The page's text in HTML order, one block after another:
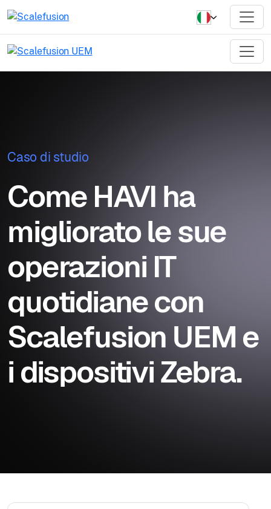
Caso di studio
Come HAVI ha
migliorato le sue
operazioni IT
quotidiane con
Scalefusion UEM e
i dispositivi Zebra.